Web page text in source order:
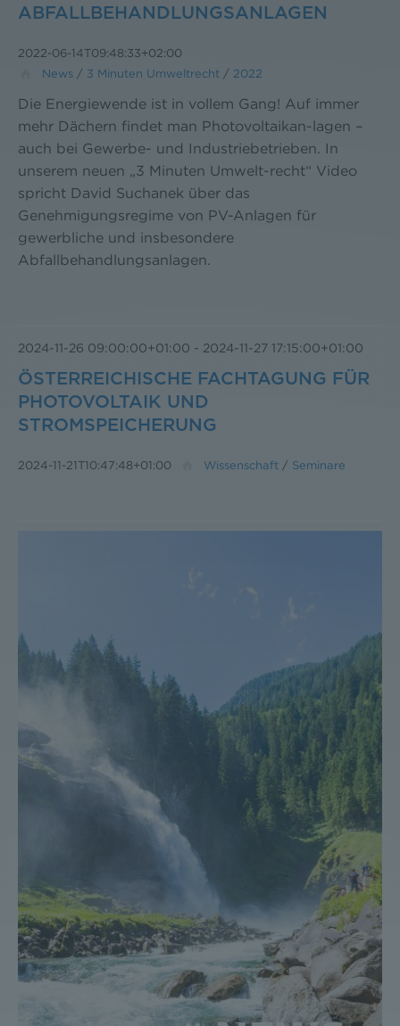
ABFALLBEHANDLUNGSANLAGEN
2022-06-14T09:48:33+02:00
News / 3 Minuten Umweltrecht / 2022
Die Energiewende ist in vollem Gang! Auf immer
mehr Dächern findet man Photovoltaikan-lagen –
auch bei Gewerbe- und Industriebetrieben. In
unserem neuen „3 Minuten Umwelt-recht“ Video
spricht David Suchanek über das
Genehmigungsregime von PV-Anlagen für
gewerbliche und insbesondere
Abfallbehandlungsanlagen.
2024-11-26 09:00:00+01:00 - 2024-11-27 17:15:00+01:00
ÖSTERREICHISCHE FACHTAGUNG FÜR
PHOTOVOLTAIK UND
STROMSPEICHERUNG
2024-11-21T10:47:48+01:00 Wissenschaft / Seminare